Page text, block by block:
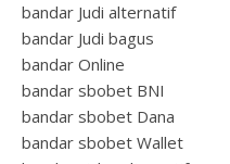
bandar Judi alternatif
bandar Judi bagus
bandar Online
bandar sbobet BNI
bandar sbobet Dana
bandar sbobet Wallet